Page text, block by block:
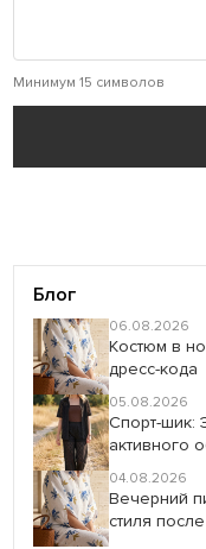
Минимум 15 символов
Блог
06.08.2026
Костюм в
дресс-кода
05.08.2026
Спорт-шик:
активного
04.08.2026
Вечерний
стиля